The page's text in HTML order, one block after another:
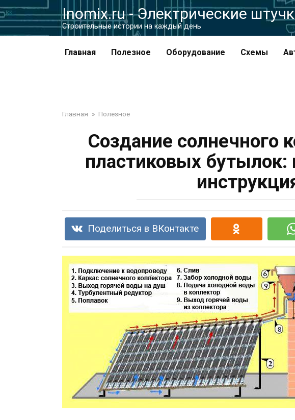
Перейти
к
контенту
Inomix.ru - Электрические
Cтроительные истории на каждый день
Главная Полезное Оборудование Схемы
Главная » Полезное
Создание солнечного
пластиковых бутылок:
Поделиться в ВКонтакте